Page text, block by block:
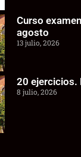
Curso
agosto
13 julio, 2026
20 ejercicios.
8 julio, 2026